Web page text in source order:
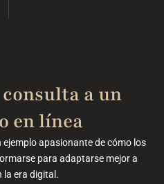
a un
en línea​
apasionante de cómo los
para adaptarse mejor a
la era digital.